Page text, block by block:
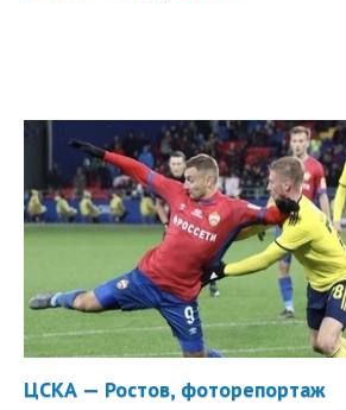
ЦСКА — Ростов, фоторепортаж